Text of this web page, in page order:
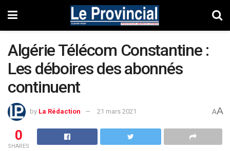
Algérie Télécom Constantine :
Les déboires des abonnés
continuent
by La Rédaction 21 mars 2021 AA
0
SHARES